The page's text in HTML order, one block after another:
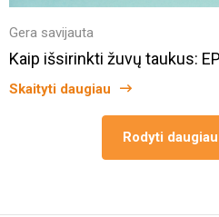
Gera savijauta
Kaip išsirinkti žuvų taukus:
Skaityti daugiau
Rodyti